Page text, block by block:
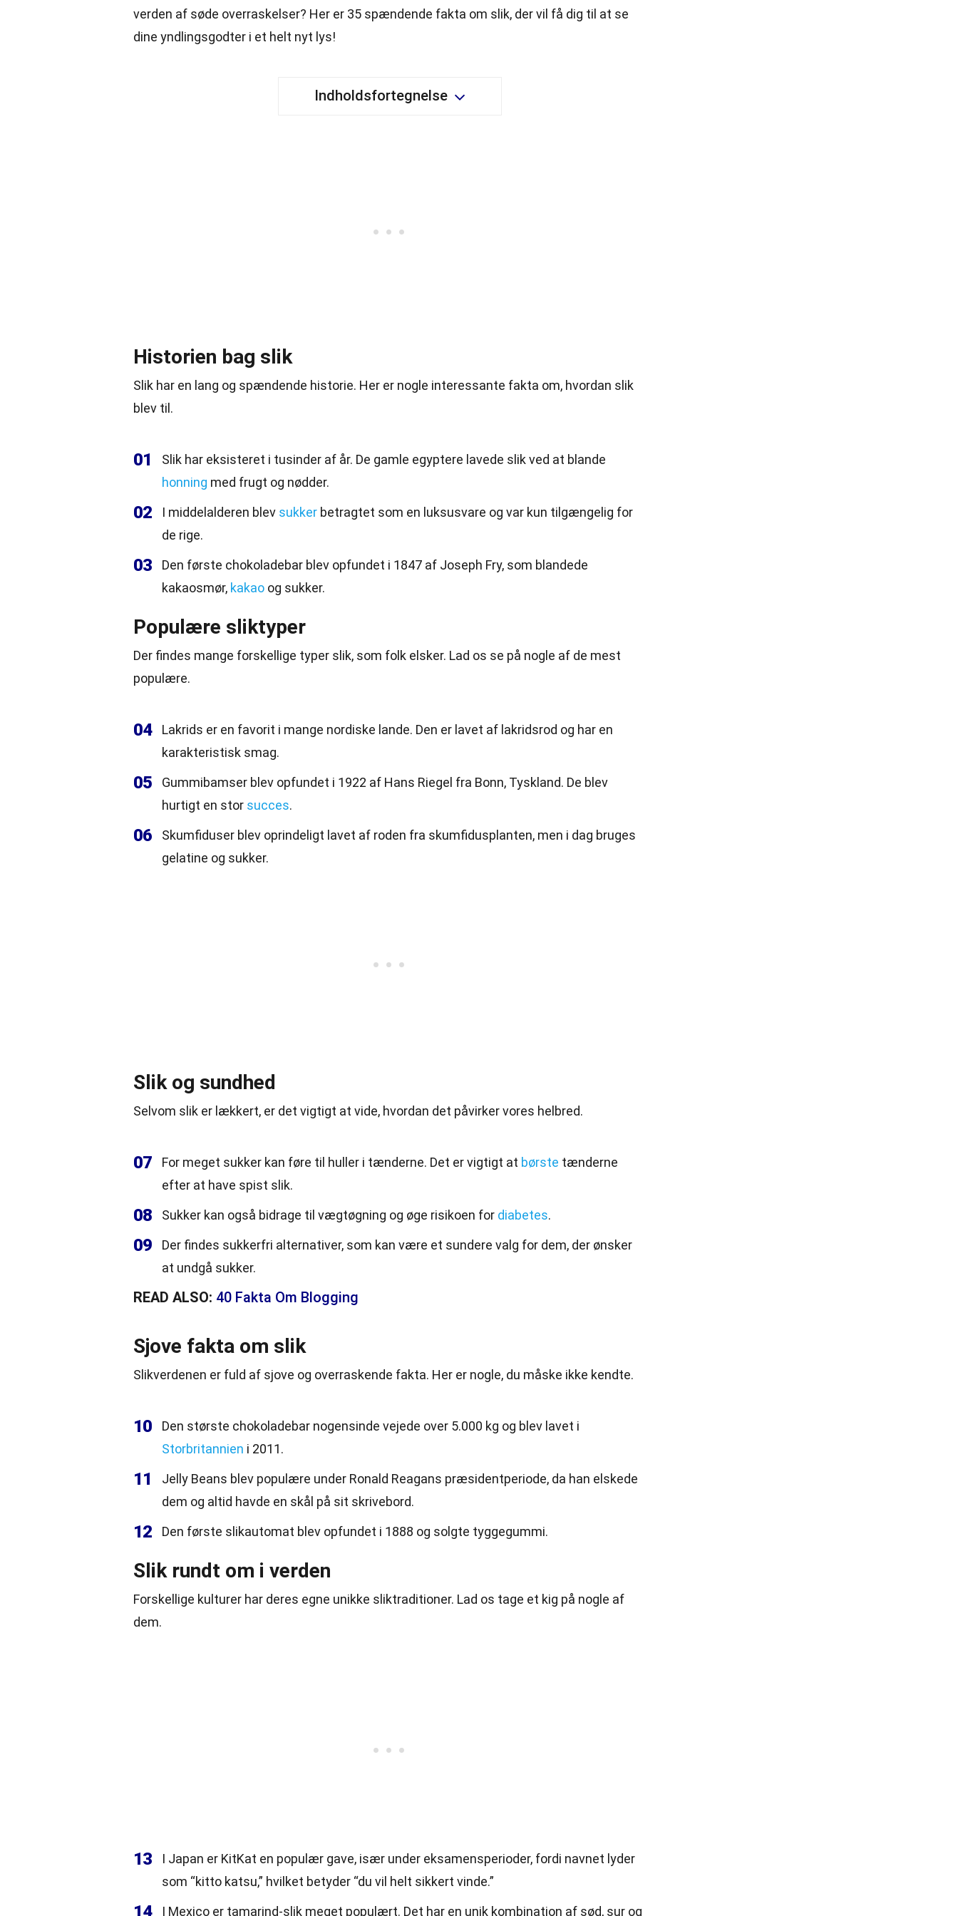
verden af søde overraskelser? Her er 35 spændende fakta om slik, der vil få dig til at se
dine yndlingsgodter i et helt nyt lys!
Indholdsfortegnelse
Historien bag slik
Slik har en lang og spændende historie. Her er nogle interessante fakta om, hvordan slik
blev til.
01
Slik har eksisteret i tusinder af år. De gamle egyptere lavede slik ved at blande
honning med frugt og nødder.
02 I middelalderen blev sukker betragtet som en luksusvare og var kun tilgængelig for
de rige.
03
Den første chokoladebar blev opfundet i 1847 af Joseph Fry, som blandede
kakaosmør, kakao og sukker.
Populære sliktyper
Der findes mange forskellige typer slik, som folk elsker. Lad os se på nogle af de mest
populære.
04
Lakrids er en favorit i mange nordiske lande. Den er lavet af lakridsrod og har en
karakteristisk smag.
05
Gummibamser blev opfundet i 1922 af Hans Riegel fra Bonn, Tyskland. De blev
hurtigt en stor succes.
06
Skumfiduser blev oprindeligt lavet af roden fra skumfidusplanten, men i dag bruges
gelatine og sukker.
Slik og sundhed
Selvom slik er lækkert, er det vigtigt at vide, hvordan det påvirker vores helbred.
07 For meget sukker kan føre til huller i tænderne. Det er vigtigt at børste tænderne
efter at have spist slik.
08 Sukker kan også bidrage til vægtøgning og øge risikoen for diabetes.
09
Der findes sukkerfri alternativer, som kan være et sundere valg for dem, der ønsker
at undgå sukker.
READ ALSO: 40 Fakta Om Blogging
Sjove fakta om slik
Slikverdenen er fuld af sjove og overraskende fakta. Her er nogle, du måske ikke kendte.
10
Den største chokoladebar nogensinde vejede over 5.000 kg og blev lavet i
Storbritannien i 2011.
11
Jelly Beans blev populære under Ronald Reagans præsidentperiode, da han elskede
dem og altid havde en skål på sit skrivebord.
12 Den første slikautomat blev opfundet i 1888 og solgte tyggegummi.
Slik rundt om i verden
Forskellige kulturer har deres egne unikke sliktraditioner. Lad os tage et kig på nogle af
dem.
13
I Japan er KitKat en populær gave, især under eksamensperioder, fordi navnet lyder
som “kitto katsu,” hvilket betyder “du vil helt sikkert vinde.”
14 I Mexico er tamarind-slik meget populært. Det har en unik kombination af sød, sur og